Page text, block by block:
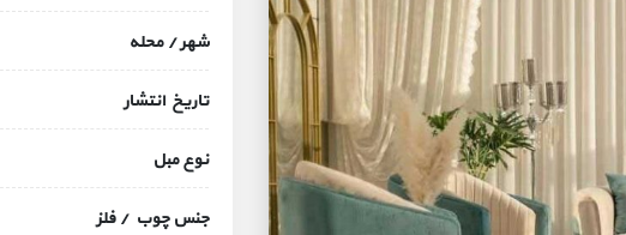
شهر / محله
تاریخ انتشار
نوع مبل
جنس چوب / فلز